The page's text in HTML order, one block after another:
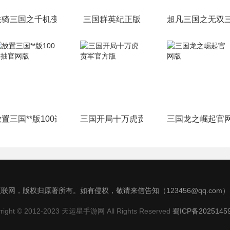
三国之千机变官方版 三国群英纪正版 超凡三国之无双
置三国**版100连抽官网版三国开局十万虎贲军官方版三国龙之崛起官
网，版权归原著所有。如有侵权，敬请来信告知（123456@qq.com）
© 2012-2023 天运星手游网 All Rights Reserved 蜀ICP备